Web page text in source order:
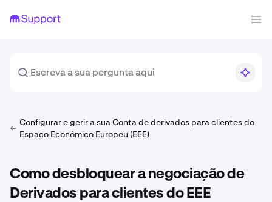
Configurar e gerir a sua Conta de derivados para clientes do
Espaço Económico Europeu (EEE)
Como desbloquear a negociação de
Derivados para clientes do EEE